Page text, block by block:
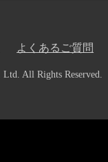
よくあるご質問
All Rights Reserved.